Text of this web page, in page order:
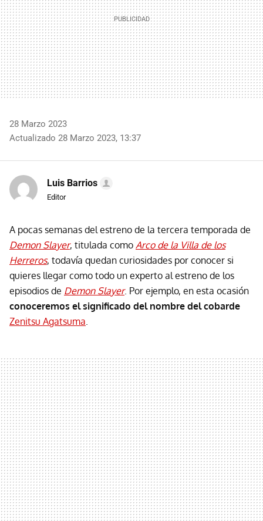
28 Marzo 2023
Actualizado 28 Marzo 2023, 13:37
Luis Barrios
Editor
A pocas semanas del estreno de la tercera temporada de
Demon Slayer, titulada como Arco de la Villa de los
Herreros, todavía quedan curiosidades por conocer si
quieres llegar como todo un experto al estreno de los
episodios de Demon Slayer. Por ejemplo, en esta ocasión
conoceremos el significado del nombre del cobarde
Zenitsu Agatsuma